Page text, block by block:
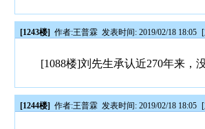
[1243楼] 作者:王普霖 发表时间: 2019/02/18 18:05 [
[1088楼]刘先生承认近270年来，
[1244楼] 作者:王普霖 发表时间: 2019/02/18 18:05 [